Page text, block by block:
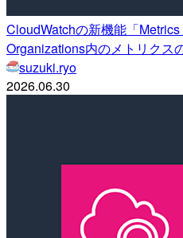
CloudWatchの新機能「Metrics
Organizations内のメトリクス
suzuki.ryo
2026.06.30